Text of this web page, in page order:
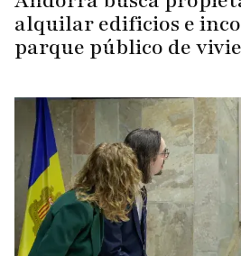
alquilar edificios e
parque público de